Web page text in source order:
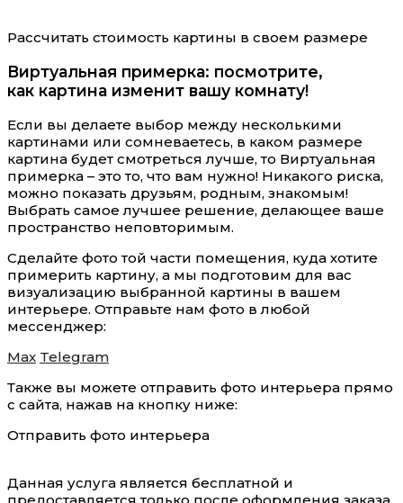
Рассчитать стоимость картины в своем размере
Виртуальная примерка: посмотрите,
как картина изменит вашу комнату!
Если вы делаете выбор между несколькими
картинами или сомневаетесь, в каком размере
картина будет смотреться лучше, то Виртуальная
примерка – это то, что вам нужно! Никакого риска,
можно показать друзьям, родным, знакомым!
Выбрать самое лучшее решение, делающее ваше
пространство неповторимым.
Сделайте фото той части помещения, куда хотите
примерить картину, а мы подготовим для вас
визуализацию выбранной картины в вашем
интерьере. Отправьте нам фото в любой
мессенджер:
Max Telegram
Также вы можете отправить фото интерьера прямо
с сайта, нажав на кнопку ниже:
Отправить фото интерьера
Данная услуга является бесплатной и
предоставляется только после оформления заказа.